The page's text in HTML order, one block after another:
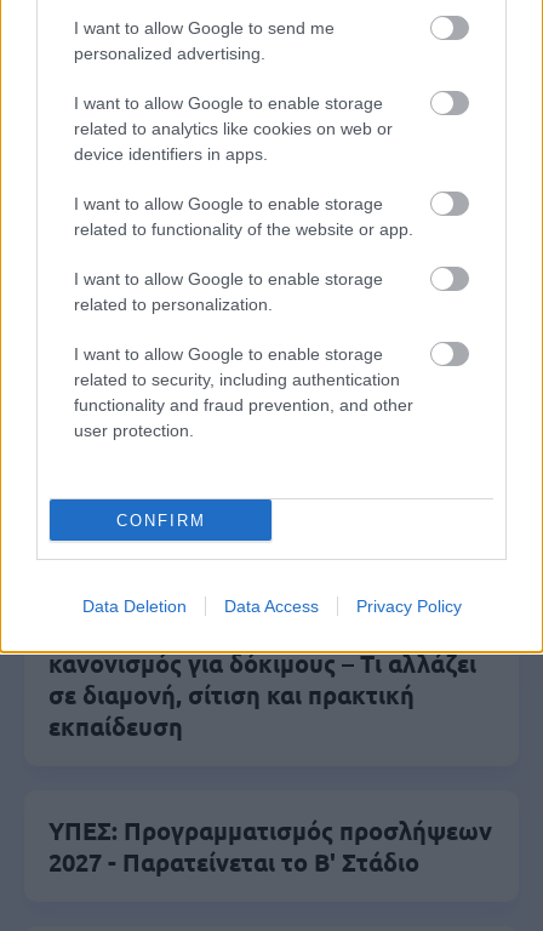
I want to allow Google to send me
personalized advertising.
I want to allow Google to enable storage
related to analytics like cookies on web or
device identifiers in apps.
I want to allow Google to enable storage
related to functionality of the website or app.
I want to allow Google to enable storage
related to personalization.
I want to allow Google to enable storage
related to security, including authentication
functionality and fraud prevention, and other
user protection.
CONFIRM
Data Deletion Data Access Privacy Policy
Μάθε πρώτος όλες τις σημαντικές
Βάλε το proson.gr στα αποτελέσματα
αναζήτησης της Google
Δημοφιλείς Ειδήσεις
Ανοικτές 1.779 θέσεις εργασίας στο
Δημόσιο (χωρίς πτυχίο)
κανονισμός για δόκιμους – Τι αλλάζει
σε διαμονή, σίτιση και πρακτική
εκπαίδευση
ΥΠΕΣ: Προγραμματισμός προσλήψεων
2027 - Παρατείνεται το Β' Στάδιο